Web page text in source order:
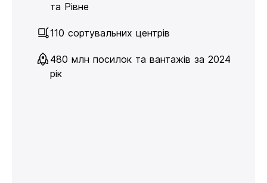
та Рівне
110 сортувальних центрів
480 млн посилок та вантажів за 2024
рік